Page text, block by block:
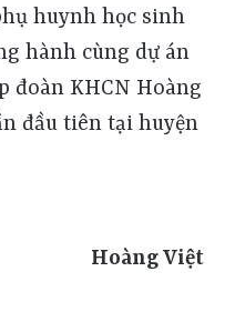
huynh học sinh
hành cùng dự án
đoàn KHCN Hoàng
đầu tiên tại huyện
Hoàng Việt